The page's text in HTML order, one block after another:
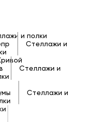
и полки
Стеллажи и
Стеллажи и
Стеллажи и